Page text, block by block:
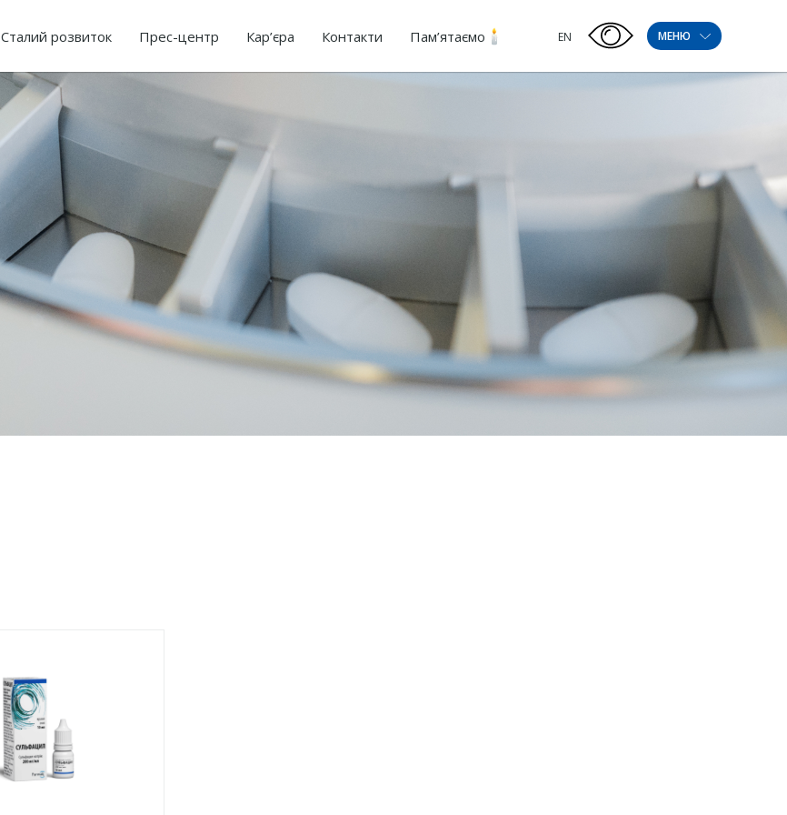
Сталий розвиток Прес-центр Кар’єра Контакти Пам’ятаємо EN МЕНЮ